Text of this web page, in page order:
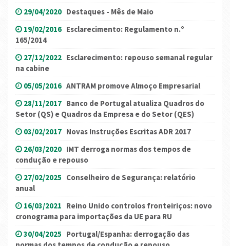
29/04/2020 Destaques - Mês de Maio
19/02/2016 Esclarecimento: Regulamento n.º
165/2014
27/12/2022 Esclarecimento: repouso semanal regular
na cabine
05/05/2016 ANTRAM promove Almoço Empresarial
28/11/2017 Banco de Portugal atualiza Quadros do
Setor (QS) e Quadros da Empresa e do Setor (QES)
03/02/2017 Novas Instruções Escritas ADR 2017
26/03/2020 IMT derroga normas dos tempos de
condução e repouso
27/02/2025 Conselheiro de Segurança: relatório
anual
16/03/2021 Reino Unido controlos fronteiriços: novo
cronograma para importações da UE para RU
30/04/2025 Portugal/Espanha: derrogação das